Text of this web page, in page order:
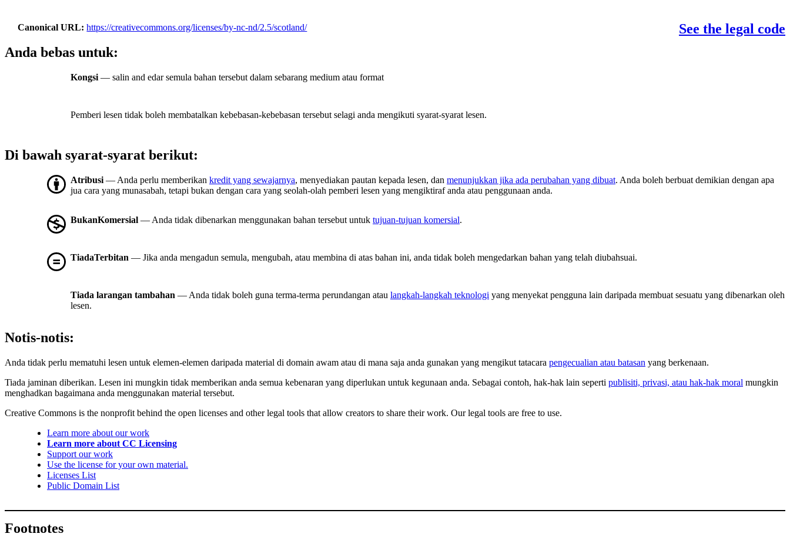
Canonical URL https://creativecommons.org/licenses/by-nc-nd/2.5/scotland/
See the legal code
Anda bebas untuk:
Kongsi — salin and edar semula bahan tersebut dalam sebarang medium atau format
Pemberi lesen tidak boleh membatalkan kebebasan-kebebasan tersebut selagi anda mengikuti syarat-syarat lesen.
Di bawah syarat-syarat berikut:
Atribusi — Anda perlu memberikan kredit yang sewajarnya, menyediakan pautan kepada lesen, dan menunjukkan jika ada perubahan yang dibuat. Anda boleh berbuat demikian dengan apa
jua cara yang munasabah, tetapi bukan dengan cara yang seolah-olah pemberi lesen yang mengiktiraf anda atau penggunaan anda.
BukanKomersial — Anda tidak dibenarkan menggunakan bahan tersebut untuk tujuan-tujuan komersial.
TiadaTerbitan — Jika anda mengadun semula, mengubah, atau membina di atas bahan ini, anda tidak boleh mengedarkan bahan yang telah diubahsuai.
Tiada larangan tambahan — Anda tidak boleh guna terma-terma perundangan atau langkah-langkah teknologi yang menyekat pengguna lain daripada membuat sesuatu yang dibenarkan oleh
lesen.
Notis-notis:
Anda tidak perlu mematuhi lesen untuk elemen-elemen daripada material di domain awam atau di mana saja anda gunakan yang mengikut tatacara pengecualian atau batasan yang berkenaan.
Tiada jaminan diberikan. Lesen ini mungkin tidak memberikan anda semua kebenaran yang diperlukan untuk kegunaan anda. Sebagai contoh, hak-hak lain seperti publisiti, privasi, atau hak-hak moral mungkin
menghadkan bagaimana anda menggunakan material tersebut.
Creative Commons is the nonprofit behind the open licenses and other legal tools that allow creators to share their work. Our legal tools are free to use.
Learn more about our work
Learn more about CC Licensing
Support our work
Use the license for your own material.
Licenses List
Public Domain List
Footnotes